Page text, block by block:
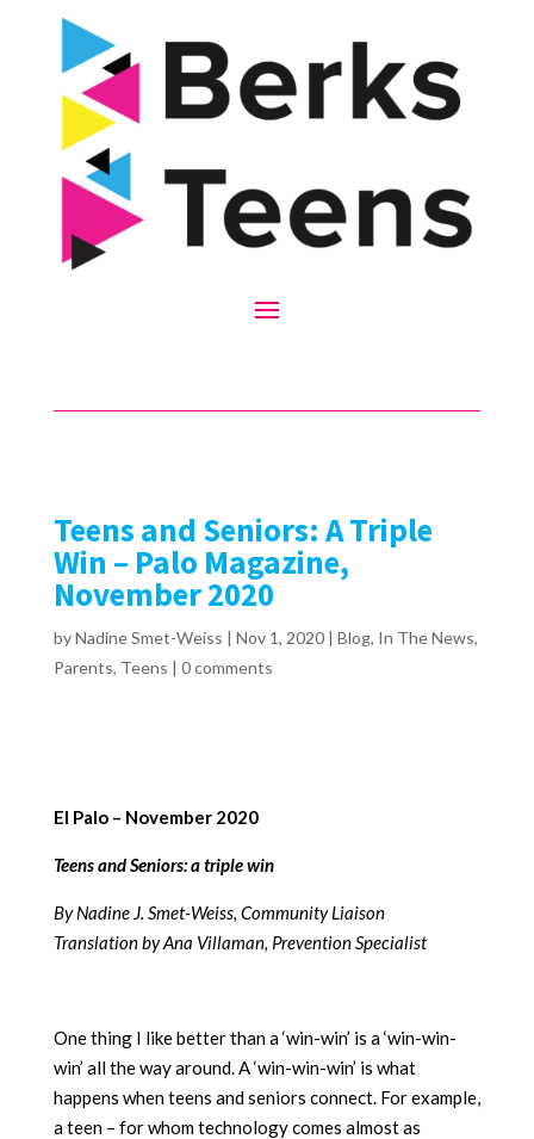
Teens and Seniors: A Triple
Win – Palo Magazine,
November 2020
byNadine Smet-Weiss | Nov 1, 2020| Blog, In The News,
Parents, Teens | 0 comments
El Palo – November 2020
Teens and Seniors: a triple win
By Nadine J. Smet-Weiss, Community Liaison
Translation by Ana Villaman, Prevention Specialist
One thing I like better than a ‘win-win’ is a ‘win-win-
win’ all the way around. A ‘win-win-win’ is what
happens when teens and seniors connect. For example,
a teen – for whom technology comes almost as